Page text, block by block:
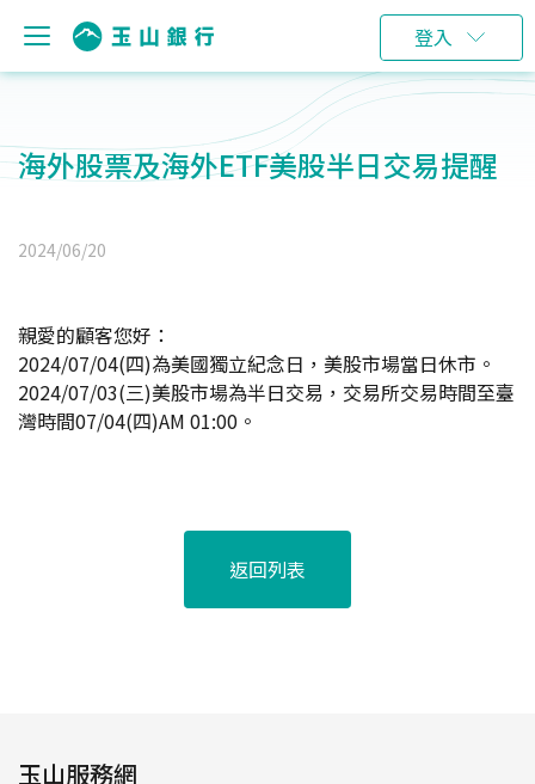
登入
海外股票及海外ETF美股半日交易提醒
2024/06/20
親愛的顧客您好：
2024/07/04(四)為美國獨立紀念日，美股市場當日休市。
2024/07/03(三)美股市場為半日交易，交易所交易時間至臺
灣時間07/04(四)AM 01:00。
返回列表
玉山服務網